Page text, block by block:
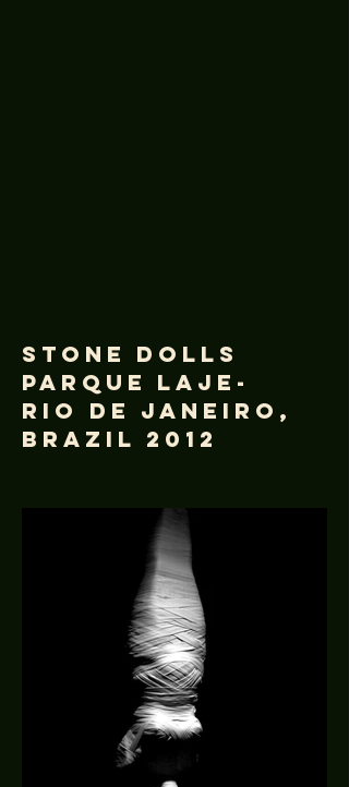
Stone DolLs
Parque Laje-
Rio de Janeiro,
Brazil 2012